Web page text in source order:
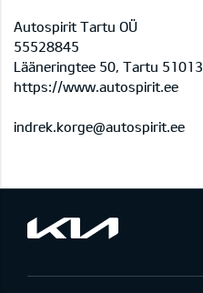
Autospirit Tartu OÜ
55528845
Lääneringtee 50, Tartu 51013
https://www.autospirit.ee
indrek.korge@autospirit.ee